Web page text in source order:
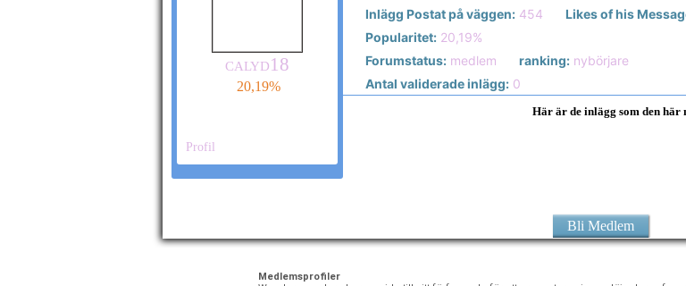
calyd18
20,19%
Profil
Inlägg Postat på väggen:454 Likes of his
Popularitet:20,19%
Forumstatus:medlem ranking:nybörjare
Antal validerade inlägg:0
Här är de inlägg som den här
Bli Medlem
Medlemsprofiler